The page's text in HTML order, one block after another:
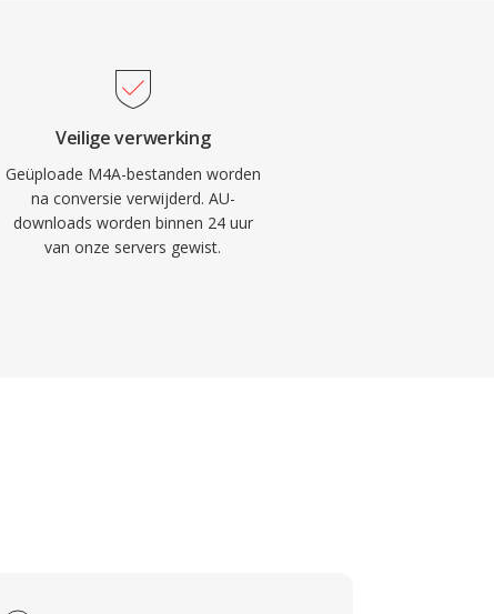
Veilige verwerking
Geüploade M4A-bestanden worden
na conversie verwijderd. AU-
downloads worden binnen 24 uur
van onze servers gewist.